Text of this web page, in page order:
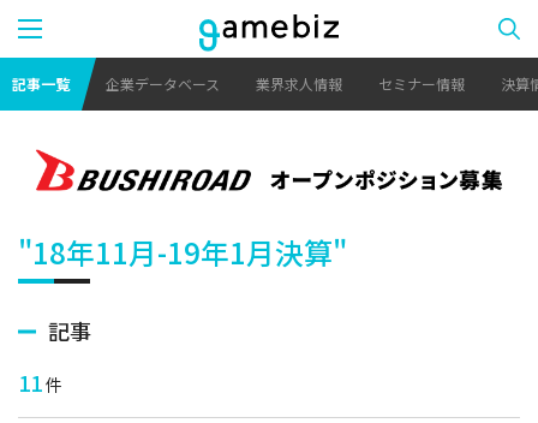
記事一覧 企業データベース 業界求人情報 セミナー情報 決算
"18年11月-19年1月決算"
記事
11件